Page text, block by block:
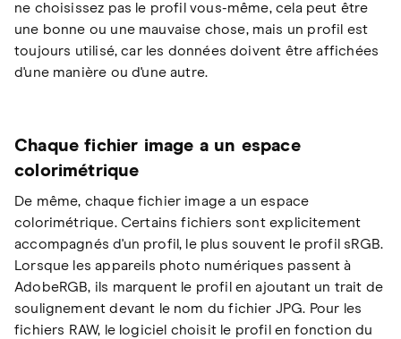
ne choisissez pas le profil vous-même, cela peut être
une bonne ou une mauvaise chose, mais un profil est
toujours utilisé, car les données doivent être affichées
d'une manière ou d'une autre.
Chaque fichier image a un espace
colorimétrique
De même, chaque fichier image a un espace
colorimétrique. Certains fichiers sont explicitement
accompagnés d'un profil, le plus souvent le profil sRGB.
Lorsque les appareils photo numériques passent à
AdobeRGB, ils marquent le profil en ajoutant un trait de
soulignement devant le nom du fichier JPG. Pour les
fichiers RAW, le logiciel choisit le profil en fonction du